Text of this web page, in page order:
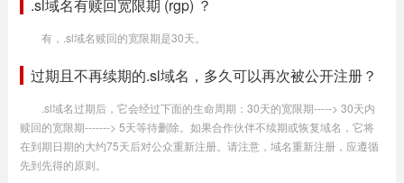
.sl域名有赎回宽限期 (rgp) ？
有，.sl域名赎回的宽限期是30天。
过期且不再续期的.sl域名，多久可以再次被公开注册？
.sl域名过期后，它会经过下面的生命周期：30天的宽限期-----> 30天内
赎回的宽限期-------> 5天等待删除。如果合作伙伴不续期或恢复域名，它将
在到期日期的大约75天后对公众重新注册。请注意，域名重新注册，应遵循
先到先得的原则。